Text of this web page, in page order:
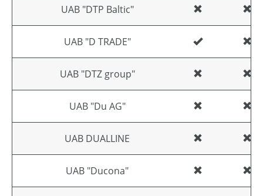
UAB "DTP Baltic"
UAB "D TRADE"
UAB "DTZ group"
UAB "Du AG"
UAB DUALLINE
UAB "Ducona"